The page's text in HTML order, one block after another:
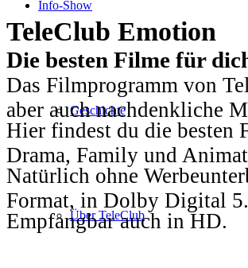
Info-Show
Geschichte
Über TeleClub
TeleClub Emotion
Die besten Filme für
Das Filmprogramm von
aber auch nachdenkliche
Hier findest du die besten
Drama, Family und
Natürlich ohne
Format, in Dolby Digital
Empfangbar auch in HD.